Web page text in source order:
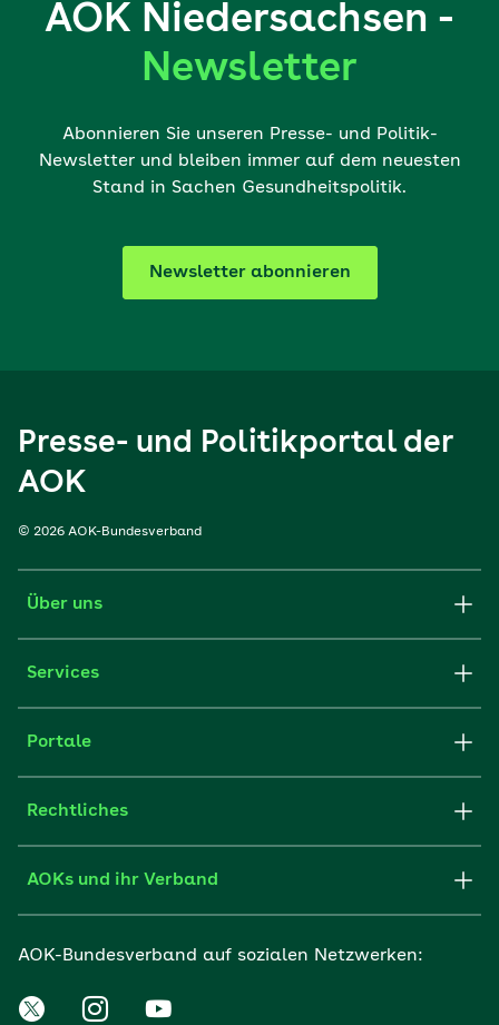
AOK Niedersachsen -
Newsletter
Abonnieren Sie unseren Presse- und Politik-
Newsletter und bleiben immer auf dem neuesten
Stand in Sachen Gesundheitspolitik.
Newsletter abonnieren
Presse- und Politikportal der
AOK
© 2026 AOK-Bundesverband
Über uns
Services
Portale
Rechtliches
AOKs und ihr Verband
AOK-Bundesverband auf sozialen Netzwerken: